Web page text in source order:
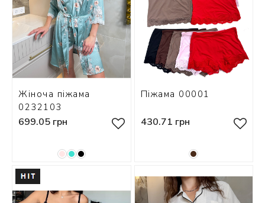
Жіноча піжама
0232103
699.05 грн
Піжама 00001
430.71 грн